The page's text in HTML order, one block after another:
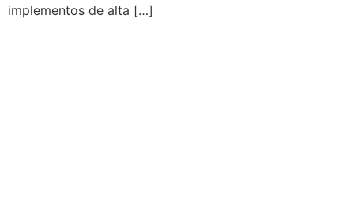
implementos de alta […]